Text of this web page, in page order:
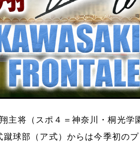
将（スポ４＝神奈川・桐光学
球部（ア式）からは今季初の